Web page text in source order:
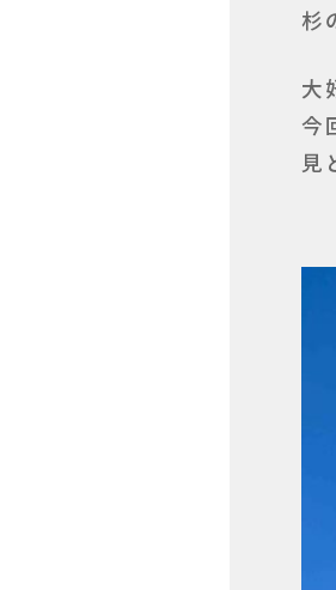
杉
大
今
見